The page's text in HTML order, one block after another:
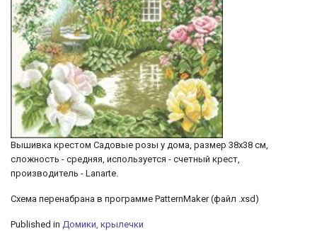
Вышивка крестом Садовые розы у дома, размер 38х38 см,
сложность - средняя, используется - счетный крест,
производитель - Lanarte.
Схема перенабрана в программе PatternMaker (файл .xsd)
Published in Домики, крылечки